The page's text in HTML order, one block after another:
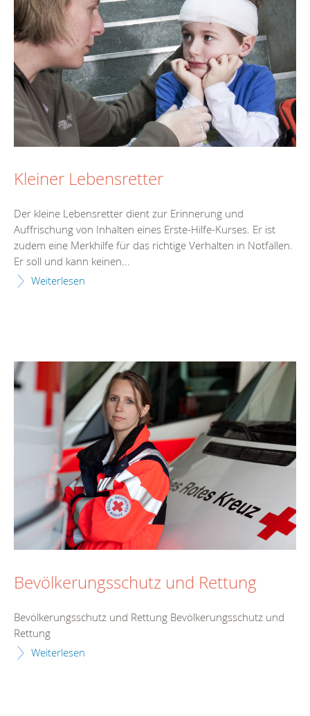
Kleiner Lebensretter
Der kleine Lebensretter dient zur Erinnerung und
Auffrischung von Inhalten eines Erste-Hilfe-Kurses. Er ist
zudem eine Merkhilfe für das richtige Verhalten in Notfällen.
Er soll und kann keinen...
Weiterlesen
Bevölkerungsschutz und Rettung
Bevölkerungsschutz und Rettung Bevölkerungsschutz und
Rettung
Weiterlesen